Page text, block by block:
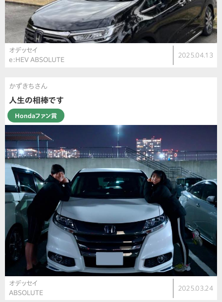
オデッセイ
e:HEV ABSOLUTE
2025.04.13
かずきちさん
人生の相棒です
Hondaファン賞
オデッセイ
ABSOLUTE
2025.03.24